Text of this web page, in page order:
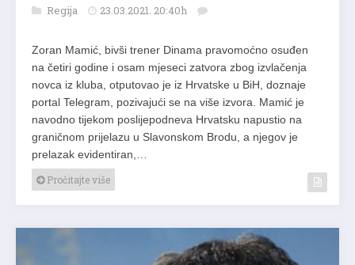
Regija 23.03.2021. 20:40h
Zoran Mamić, bivši trener Dinama pravomoćno osuđen
na četiri godine i osam mjeseci zatvora zbog izvlačenja
novca iz kluba, otputovao je iz Hrvatske u BiH, doznaje
portal Telegram, pozivajući se na više izvora. Mamić je
navodno tijekom poslijepodneva Hrvatsku napustio na
graničnom prijelazu u Slavonskom Brodu, a njegov je
prelazak evidentiran,…
Pročitajte više